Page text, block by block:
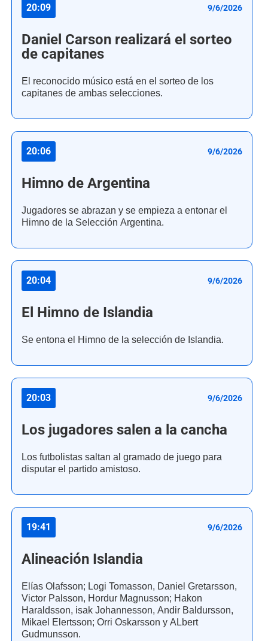
20:09 9/6/2026
Daniel Carson realizará el sorteo
de capitanes
El reconocido músico está en el sorteo de los
capitanes de ambas selecciones.
20:06 9/6/2026
Himno de Argentina
Jugadores se abrazan y se empieza a entonar el
Himno de la Selección Argentina.
20:04 9/6/2026
El Himno de Islandia
Se entona el Himno de la selección de Islandia.
20:03 9/6/2026
Los jugadores salen a la cancha
Los futbolistas saltan al gramado de juego para
disputar el partido amistoso.
19:41 9/6/2026
Alineación Islandia
Elías Olafsson; Logi Tomasson, Daniel Gretarsson,
Victor Palsson, Hordur Magnusson; Hakon
Haraldsson, isak Johannesson, Andir Baldursson,
Mikael Elertsson; Orri Oskarsson y ALbert
Gudmunsson.